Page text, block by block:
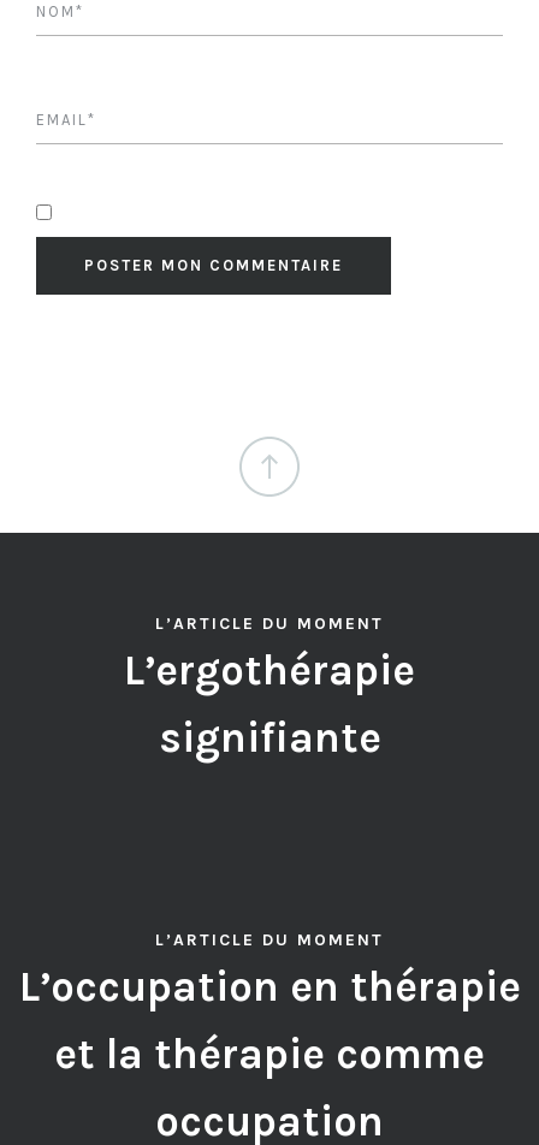
L’ARTICLE DU MOMENT
L’ergothérapie
signifiante
L’ARTICLE DU MOMENT
L’occupation en thérapie
et la thérapie comme
occupation